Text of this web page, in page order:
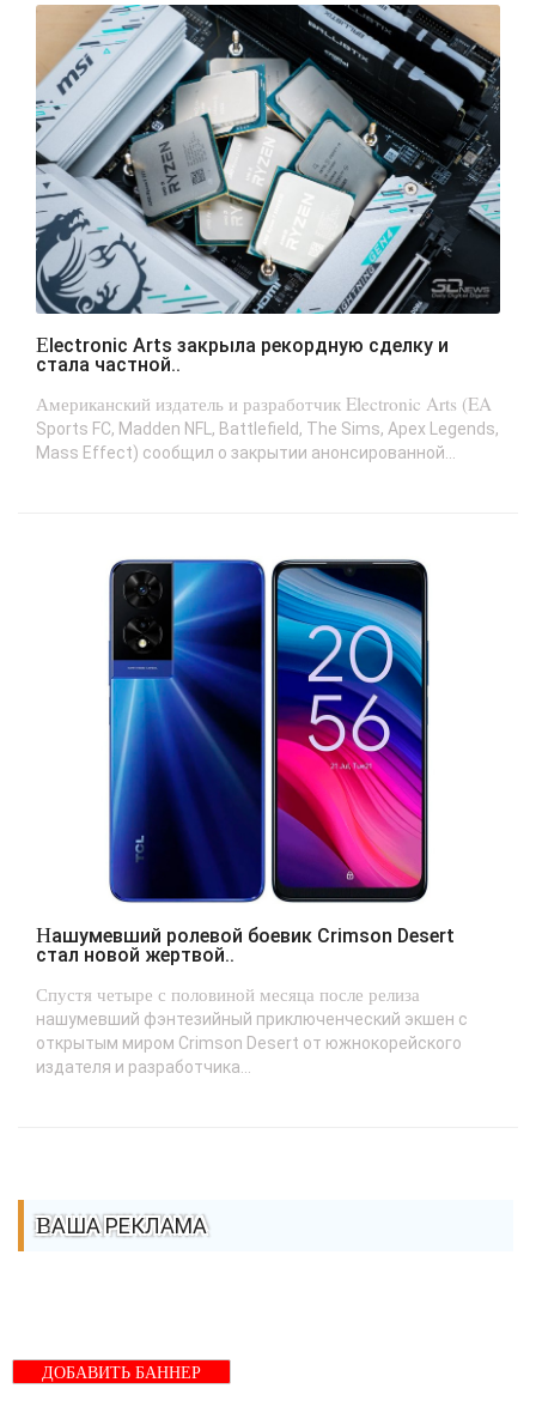
Electronic Arts закрыла рекордную сделку и
стала частной..
Американский издатель и разработчик Electronic Arts (EA
Sports FC, Madden NFL, Battlefield, The Sims, Apex Legends,
Mass Effect) сообщил о закрытии анонсированной...
Нашумевший ролевой боевик Crimson Desert
стал новой жертвой..
Спустя четыре с половиной месяца после релиза
нашумевший фэнтезийный приключенческий экшен с
открытым миром Crimson Desert от южнокорейского
издателя и разработчика...
ВАША РЕКЛАМА
ДОБАВИТЬ БАННЕР